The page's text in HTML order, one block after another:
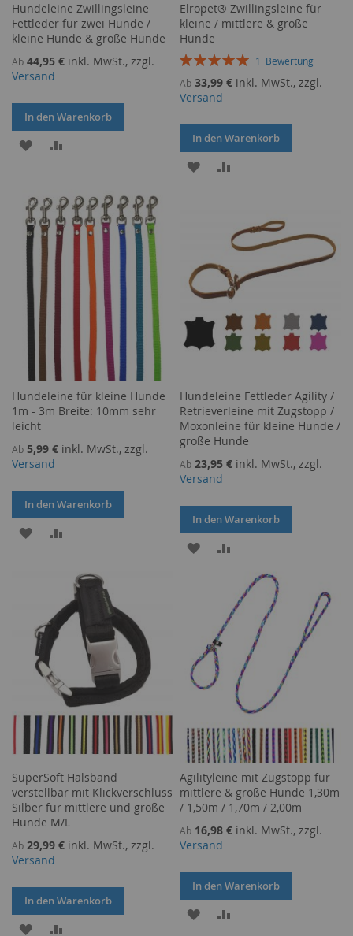
Hundeleine Zwillingsleine
Fettleder für zwei Hunde /
kleine Hunde & große Hunde
Ab 44,95 € inkl. MwSt., zzgl.
Versand
In den Warenkorb
ZUR
HINZUFÜGEN
HINZUFÜGEN
Elropet® Zwillingsleine für
kleine / mittlere & große
Hunde
Bewertung:
1 Bewertung
Ab 33,99 € inkl. MwSt., zzgl.
Versand
In den Warenkorb
ZUR
HINZUFÜGEN
HINZUFÜGEN
Hundeleine für kleine Hunde
1m - 3m Breite: 10mm sehr
leicht
Ab 5,99 € inkl. MwSt., zzgl.
Versand
In den Warenkorb
ZUR
HINZUFÜGEN
HINZUFÜGEN
Hundeleine Fettleder Agility /
Retrieverleine mit Zugstopp /
Moxonleine für kleine Hunde /
große Hunde
Ab 23,95 € inkl. MwSt., zzgl.
Versand
In den Warenkorb
ZUR
WUNSCHLISTE
HINZUFÜGEN
VERGLEICHSLISTE
HINZUFÜGEN
SuperSoft Halsband
verstellbar mit Klickverschluss
Silber für mittlere und große
Hunde M/L
Ab 29,99 € inkl. MwSt., zzgl.
Versand
In den Warenkorb
ZUR
Agilityleine mit Zugstopp für
mittlere & große Hunde 1,30m
/ 1,50m / 1,70m / 2,00m
Ab 16,98 € inkl. MwSt., zzgl.
Versand
In den Warenkorb
ZUR